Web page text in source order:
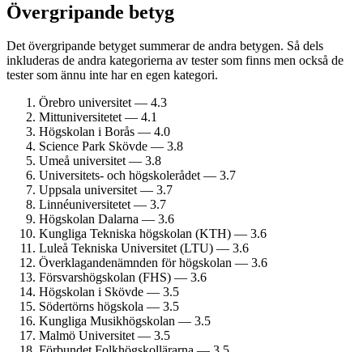
Övergripande betyg
Det övergripande betyget summerar de andra betygen. Så dels
inkluderas de andra kategorierna av tester som finns men också de
tester som ännu inte har en egen kategori.
Örebro universitet — 4.3
Mitt­universitetet — 4.1
Högskolan i Borås — 4.0
Science Park Skövde — 3.8
Umeå universitet — 3.8
Universitets- och högskolerådet — 3.7
Uppsala universitet — 3.7
Linné­universitetet — 3.7
Högskolan Dalarna — 3.6
Kungliga Tekniska högskolan (KTH) — 3.6
Luleå Tekniska Universitet (LTU) — 3.6
Överklagande­nämnden för högskolan — 3.6
Försvars­högskolan (FHS) — 3.6
Högskolan i Skövde — 3.5
Södertörns högskola — 3.5
Kungliga Musik­högskolan — 3.5
Malmö Universitet — 3.5